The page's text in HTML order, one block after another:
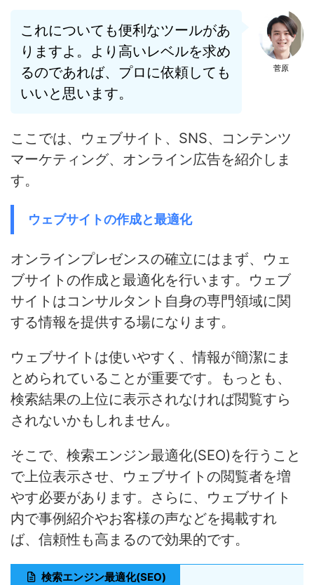
菅原
これについても便利なツールがあ
りますよ。より高いレベルを求め
るのであれば、プロに依頼しても
いいと思います。
ここでは、ウェブサイト、SNS、コンテンツ
マーケティング、オンライン広告を紹介しま
す。
ウェブサイトの作成と最適化
オンラインプレゼンスの確立にはまず、ウェ
ブサイトの作成と最適化を行います。ウェブ
サイトはコンサルタント自身の専門領域に関
する情報を提供する場になります。
ウェブサイトは使いやすく、情報が簡潔にま
とめられていることが重要です。
もっとも、
検索結果の上位に表示されなければ閲覧すら
されないかもしれません。
そこで、 検索エンジン最適化(SEO)を行うこと
で上位表示させ、ウェブサイトの閲覧者を増
やす必要があります。さらに、ウェブサイト
内で事例紹介やお客様の声などを掲載すれ
ば、信頼性も高まるので効果的です。
検索エンジン最適化(SEO)